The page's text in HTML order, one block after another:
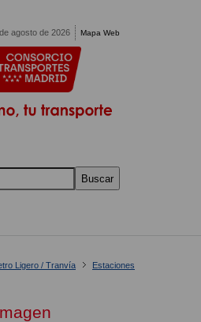
agosto de 2026 Mapa Web
Buscar
Ligero / Tranvía
Estaciones